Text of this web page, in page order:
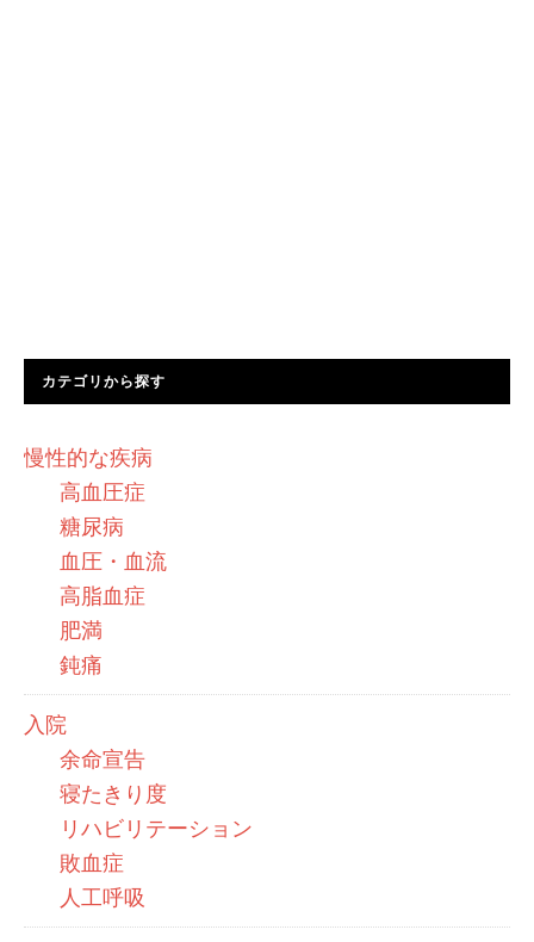
カテゴリから探す
慢性的な疾病
高血圧症
糖尿病
血圧・血流
高脂血症
肥満
鈍痛
入院
余命宣告
寝たきり度
リハビリテーション
敗血症
人工呼吸